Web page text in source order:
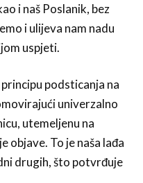
i naš Poslanik, bez
i ulijeva nam nadu
uspjeti.
podsticanja na
univerzalno
utemeljenu na
objave. To je naša lađa
drugih, što potvrđuje